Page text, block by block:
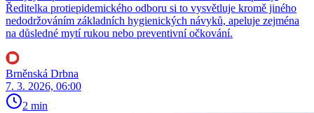
Ředitelka protiepidemického odboru si to vysvětluje kromě jiného
nedodržováním základních hygienických návyků, apeluje zejména
na důsledné mytí rukou nebo preventivní očkování.
Brněnská Drbna
7. 3. 2026, 06:00
2 min